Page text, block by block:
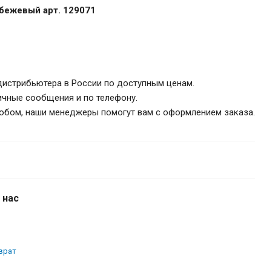
арт. 129071
в России по доступным ценам.
сообщения и по телефону.
наши менеджеры помогут вам с оформлением заказа.
нас